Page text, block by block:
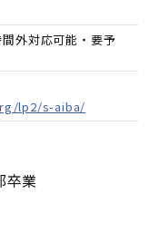
外対応可能・要予
lp2/s-aiba/
業